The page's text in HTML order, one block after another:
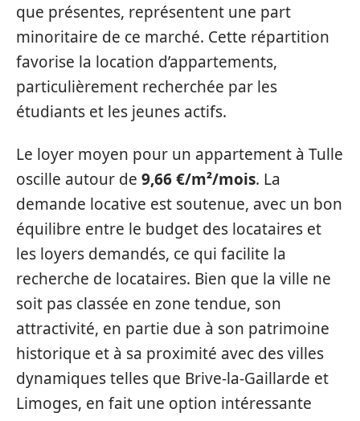
que présentes, représentent une part
minoritaire de ce marché. Cette répartition
favorise la location d’appartements,
particulièrement recherchée par les
étudiants et les jeunes actifs.
Le loyer moyen pour un appartement à Tulle
oscille autour de 9,66 €/m²/mois. La
demande locative est soutenue, avec un bon
équilibre entre le budget des locataires et
les loyers demandés, ce qui facilite la
recherche de locataires. Bien que la ville ne
soit pas classée en zone tendue, son
attractivité, en partie due à son patrimoine
historique et à sa proximité avec des villes
dynamiques telles que Brive-la-Gaillarde et
Limoges, en fait une option intéressante